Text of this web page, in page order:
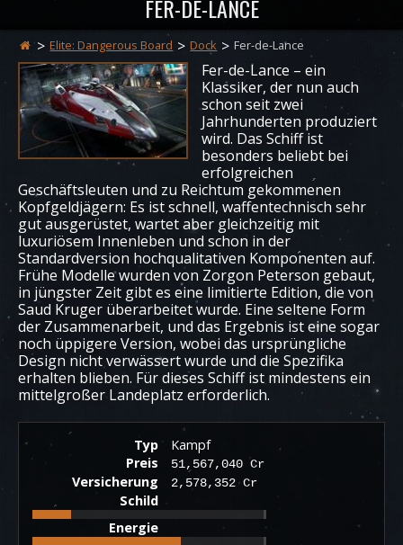
FER-DE-LANCE
Elite: Dangerous Board Dock Fer-de-Lance
Fer-de-Lance – ein
Klassiker, der nun auch
schon seit zwei
Jahrhunderten produziert
wird. Das Schiff ist
besonders beliebt bei
erfolgreichen
Geschäftsleuten und zu Reichtum gekommenen
Kopfgeldjägern: Es ist schnell, waffentechnisch sehr
gut ausgerüstet, wartet aber gleichzeitig mit
luxuriösem Innenleben und schon in der
Standardversion hochqualitativen Komponenten auf.
Frühe Modelle wurden von Zorgon Peterson gebaut,
in jüngster Zeit gibt es eine limitierte Edition, die von
Saud Kruger überarbeitet wurde. Eine seltene Form
der Zusammenarbeit, und das Ergebnis ist eine sogar
noch üppigere Version, wobei das ursprüngliche
Design nicht verwässert wurde und die Spezifika
erhalten blieben. Für dieses Schiff ist mindestens ein
mittelgroßer Landeplatz erforderlich.
Typ
Kampf
Preis
51,567,040 Cr
Versicherung 2,578,352 Cr
Schild
Energie